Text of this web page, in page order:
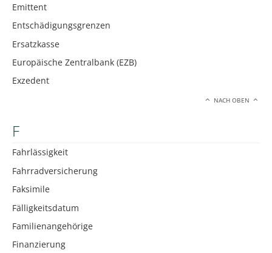
Emittent
Entschädigungsgrenzen
Ersatzkasse
Europäische Zentralbank (EZB)
Exzedent
NACH OBEN
F
Fahrlässigkeit
Fahrradversicherung
Faksimile
Fälligkeitsdatum
Familienangehörige
Finanzierung